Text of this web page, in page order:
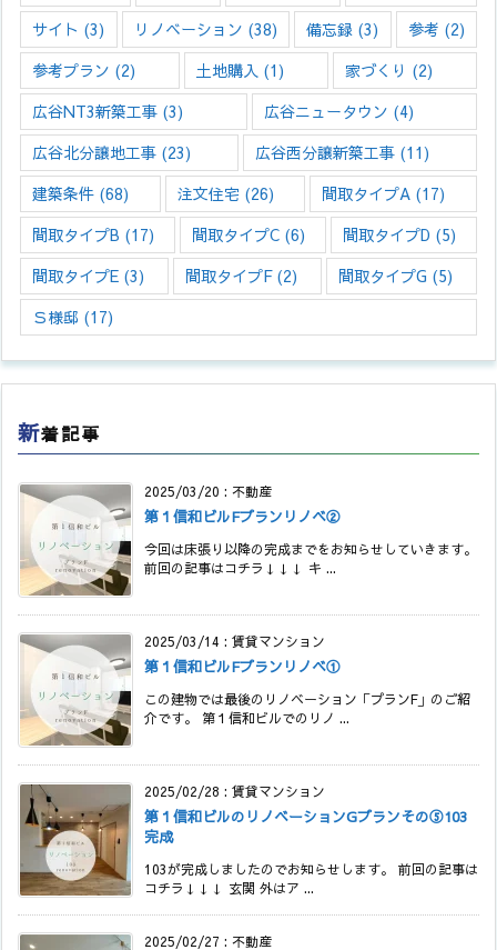
サイト (3) リノベーション (38) 備忘録 (3) 参考 (2)
参考プラン (2) 土地購入 (1) 家づくり (2)
広谷NT3新築工事 (3) 広谷ニュータウン (4)
広谷北分譲地工事 (23) 広谷西分譲新築工事 (11)
建築条件 (68) 注文住宅 (26) 間取タイプA (17)
間取タイプB (17) 間取タイプC (6) 間取タイプD (5)
間取タイプE (3) 間取タイプF(2) 間取タイプG (5)
Ｓ様邸 (17)
新着記事
2025/03/20 : 不動産
第１信和ビルFプランリノベ②
今回は床張り以降の完成までをお知らせしていきます。
前回の記事はコチラ↓↓↓ キ ...
2025/03/14 : 賃貸マンション
第１信和ビルFプランリノベ①
この建物では最後のリノベーション「プランF」のご紹
介です。 第１信和ビルでのリノ ...
2025/02/28 : 賃貸マンション
第１信和ビルのリノベーションGプランその⑤103
完成
103が完成しましたのでお知らせします。 前回の記事は
コチラ↓↓↓ 玄関 外はア ...
2025/02/27 : 不動産